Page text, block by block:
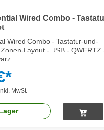
Wired Combo -
Wired Combo - Tastatur-und-
Layout - USB - QWERTZ
MwSt.